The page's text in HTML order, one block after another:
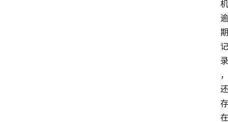
机
逾
期
记
录
，
还
存
在